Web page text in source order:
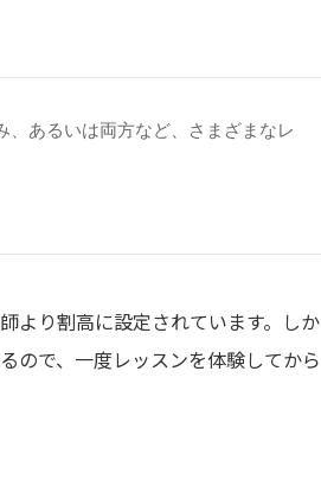
あるいは両方など、さまざまなレ
より割高に設定されています。しか
ので、一度レッスンを体験してから